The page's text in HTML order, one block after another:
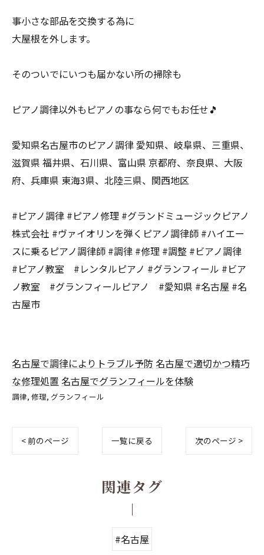
事小さな部品を交換する為に
大屋根を外します。
そのついでにいつも届かない所の掃除も
ピアノ調律以外もピアノの事なら何でもお任せ🎵
愛知県名古屋市のピアノ調律 愛知県、岐阜県、三重県、
滋賀県 福井県、石川県、富山県 京都府、奈良県、大阪
府、兵庫県 東海3県、北陸三県、関西地区
#ピアノ調律 #ピアノ修理 #グランドミュージックピアノ
株式会社 #ヴァイオリンを弾くピアノ調律師 #ハイエー
スに乗るピアノ調律師 #調律 #修理 #調整 #ビアノ調律
#ピアノ教室 #レンタルピアノ #グランフィール #ビア
ノ教室 #グランフィールピアノ #愛知県 #名古屋 #名
古屋市
名古屋で調律によりトラブル予防 名古屋で適切かつ精巧
な修理処置 名古屋でグランフィールを体験
調律 修理 グランフィール
< 前のページ 一覧に戻る 次のページ >
関連タグ
#名古屋